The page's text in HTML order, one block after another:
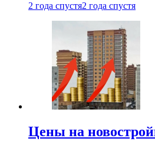
2 года спустя2 года спустя
Цены на